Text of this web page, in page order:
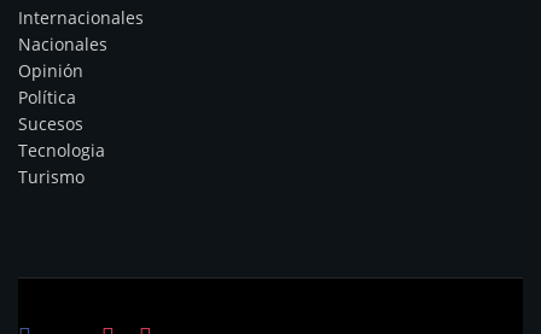
Internacionales
Nacionales
Opinión
Política
Sucesos
Tecnologia
Turismo